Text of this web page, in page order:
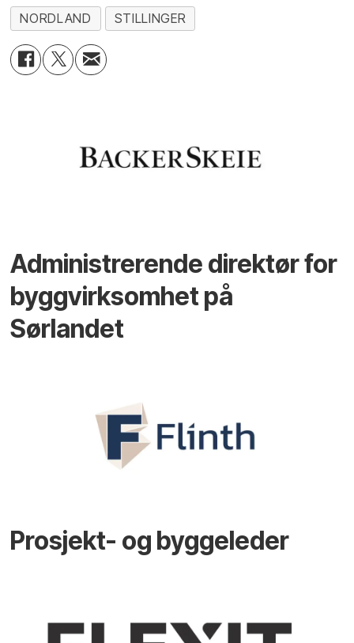
NORDLAND STILLINGER
Administrerende direktør for
byggvirksomhet på
Sørlandet
Prosjekt- og byggeleder